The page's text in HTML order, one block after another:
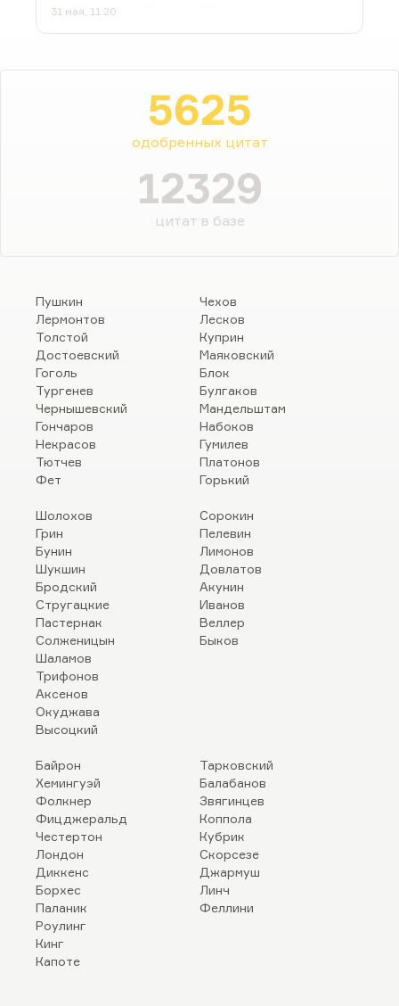
31 мая, 11:20
5625
одобренных цитат
12329
цитат в базе
Пушкин
Лермонтов
Толстой
Достоевский
Гоголь
Тургенев
Чернышевский
Гончаров
Некрасов
Тютчев
Фет
Чехов
Лесков
Куприн
Маяковский
Блок
Булгаков
Мандельштам
Набоков
Гумилев
Платонов
Горький
Шолохов
Грин
Бунин
Шукшин
Бродский
Стругацкие
Пастернак
Солженицын
Шаламов
Трифонов
Аксенов
Окуджава
Высоцкий
Сорокин
Пелевин
Лимонов
Довлатов
Акунин
Иванов
Веллер
Быков
Байрон
Хемингуэй
Фолкнер
Фицджеральд
Честертон
Лондон
Диккенс
Борхес
Паланик
Роулинг
Кинг
Капоте
Тарковский
Балабанов
Звягинцев
Коппола
Кубрик
Скорсезе
Джармуш
Линч
Феллини